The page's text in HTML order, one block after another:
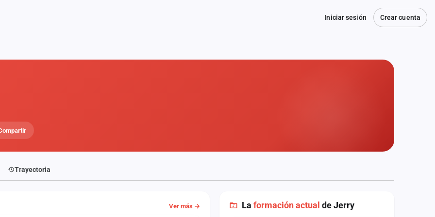
Iniciar sesión Crear cuenta
Trayectoria
Ver más → La formación actual de Jerry